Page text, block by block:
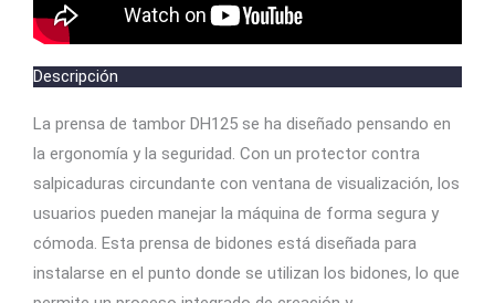
Descripción
La prensa de tambor DH125 se ha diseñado pensando en
la ergonomía y la seguridad. Con un protector contra
salpicaduras circundante con ventana de visualización, los
usuarios pueden manejar la máquina de forma segura y
cómoda. Esta prensa de bidones está diseñada para
instalarse en el punto donde se utilizan los bidones, lo que